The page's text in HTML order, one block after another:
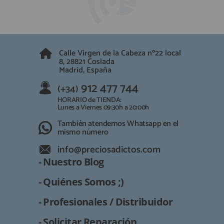
(+34) 912 477 744
HORARIO de TIENDA:
Lunes a Viernes 09:30h a 20:00h
También atendemos Whatsapp
info@preciosadictos.com
Calle Virgen de la Cabeza nº22 local
8, 28821 Coslada
Madrid, España
(+34) 912 477 744
HORARIO de TIENDA:
Lunes a Viernes 09:30h a 20:00h
También atendemos Whatsapp en el
mismo número
info@preciosadictos.com
- Nuestro Blog
- Quiénes Somos ;)
- Profesionales / Distribuidor